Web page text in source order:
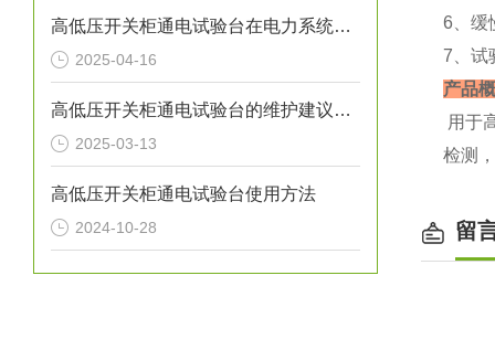
高低压开关柜通电试验台在电力系统中的重要性
2025-04-16
高低压开关柜通电试验台的维护建议有哪些
2025-03-13
高低压开关柜通电试验台使用方法
2024-10-28
6、缓
7、试
产品
用于
检测
留